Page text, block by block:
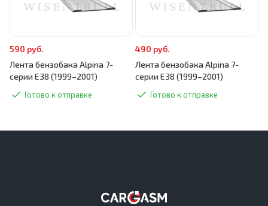
590 руб.
Лента бензобака Alpina 7-
серии E38 (1999–2001)
Готово к отправке
490 руб.
Лента бензобака Alpina 7-
серии E38 (1999–2001)
Готово к отправке